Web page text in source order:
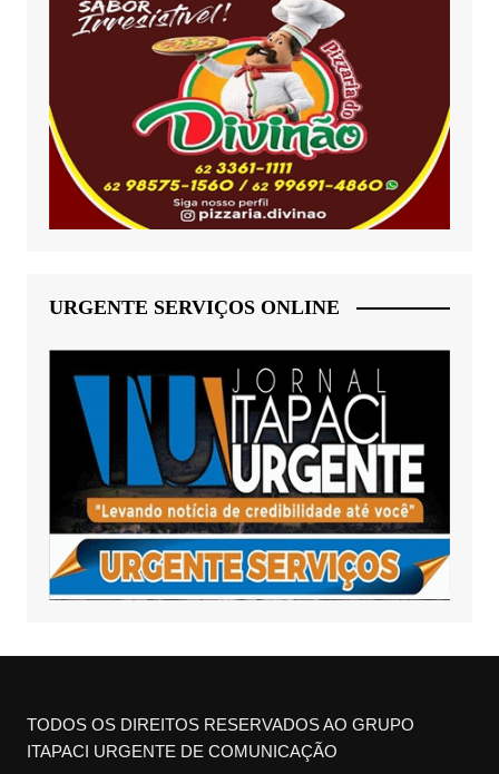
URGENTE SERVIÇOS ONLINE
TODOS OS DIREITOS RESERVADOS AO GRUPO
ITAPACI URGENTE DE COMUNICAÇÃO